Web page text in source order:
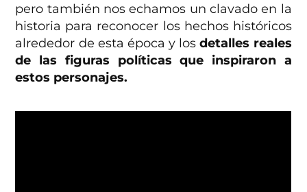
pero también nos echamos un clavado en la
historia para reconocer los hechos históricos
alrededor de esta época y losdetalles reales
de las figuras políticas que inspiraron a
estos personajes.